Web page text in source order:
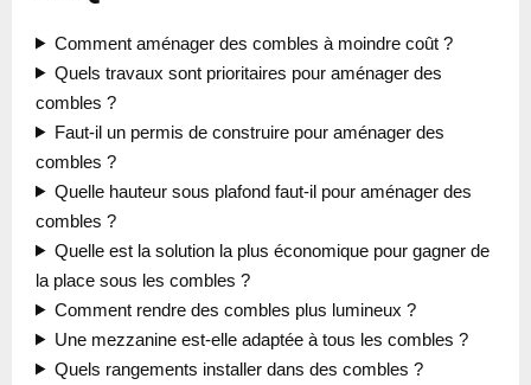
Comment aménager des combles à moindre coût ?
Quels travaux sont prioritaires pour aménager des
combles ?
Faut-il un permis de construire pour aménager des
combles ?
Quelle hauteur sous plafond faut-il pour aménager des
combles ?
Quelle est la solution la plus économique pour gagner de
la place sous les combles ?
Comment rendre des combles plus lumineux ?
Une mezzanine est-elle adaptée à tous les combles ?
Quels rangements installer dans des combles ?